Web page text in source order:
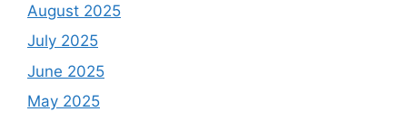
August 2025
July 2025
June 2025
May 2025